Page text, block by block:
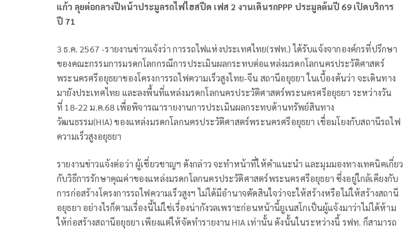
แก้ว ลุยต่อกลางปีหน้าประมูลรถไฟไฮสปีด เฟส 2 งานเดินรถPPP ประมูลต้นปี 69 เปิดบริการ
ปี 71
3 ธ.ค. 2567 -รายงานข่าวแจ้งว่า การรถไฟแห่งประเทศไทย(รฟท.) ได้รับแจ้งจากองค์กรที่ปรึกษา
ของคณะกรรมการมรดกโลกกรณีการประเมินผลกระทบต่อแหล่งมรดกโลกนครประวัติศาสตร์
พระนครศรีอยุธยาของโครงการรถไฟความเร็วสูงไทย-จีน สถานีอยุธยา ในเบื้องต้นว่า จะเดินทาง
มายังประเทศไทย และลงพื้นที่แหล่งมรดกโลกนครประวัติศาสตร์พระนครศรีอยุธยา ระหว่างวัน
ที่ 18-22 ม.ค.68 เพื่อพิจารณารายงานการประเมินผลกระทบด้านทรัพย์สินทาง
วัฒนธรรม(HIA) ของแหล่งมรดกโลกนครประวัติศาสตร์พระนครศรีอยุธยา เชื่อมโยงกับสถานีรถไฟ
ความเร็วสูงอยุธยา
รายงานข่าวแจ้งต่อว่า ผู้เชี่ยวชาญฯ ดังกล่าว จะทำหน้าที่ให้คำแนะนำ และมุมมองทางเทคนิคเกี่ยว
กับวิธีการรักษาคุณค่าของแหล่งมรดกโลกนครประวัติศาสตร์พระนครศรีอยุธยา ซึ่งอยู่ใกล้เคียงกับ
การก่อสร้างโครงการรถไฟความเร็วสูงฯ ไม่ได้มีอำนาจตัดสินใจว่าจะให้สร้างหรือไม่ให้สร้างสถานี
อยุธยา อย่างไรก็ตามเรื่องนี้ไม่ใช่เรื่องน่ากังวลเพราะก่อนหน้านี้ยูเนสโกเป็นผู้แจ้งมาว่าไม่ได้ห้าม
ให้ก่อสร้างสถานีอยุธยา เพียงแต่ให้จัดทำรายงาน HIA เท่านั้น ดังนั้นในระหว่างนี้ รฟท. ก็สามารถ